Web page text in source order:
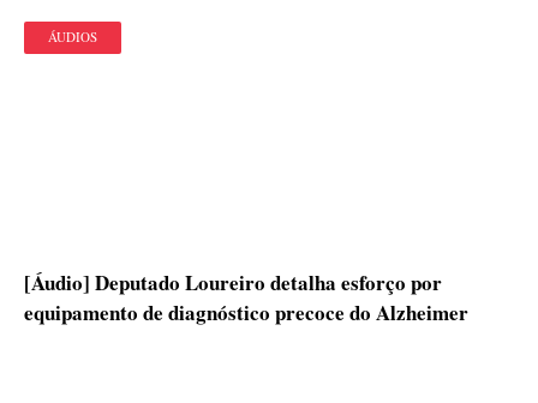
ÁUDIOS
[Áudio] Deputado Loureiro detalha esforço por
equipamento de diagnóstico precoce do Alzheimer